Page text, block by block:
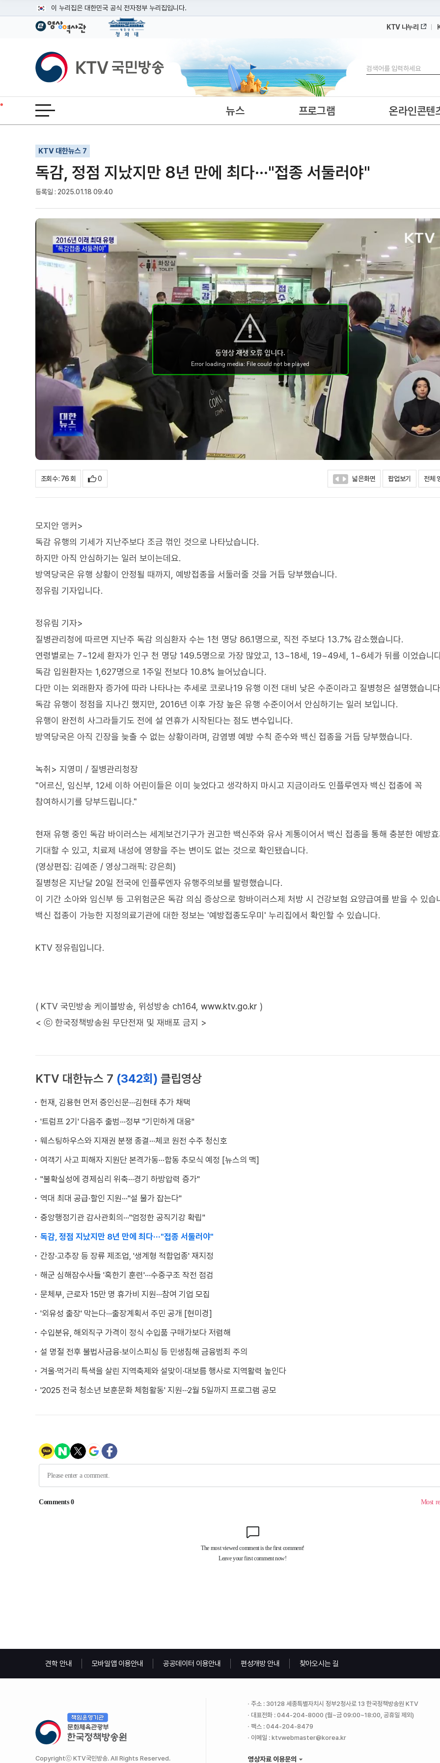
이 누리집은 대한민국 공식 전자정부 누리집입니다.
공식 누리집 주소 확인하기
이밖에 or.kr 또는 .kr등 다른 도메인 주소를 사용하고 있다면 아래 URL에서 도메인 주소를 확인해 보세요
운영중인 공식 누리집보기
KTV 나누리
KTV국민방송
검색
전체메뉴 열기 뉴스 프로그램 온라인콘텐
KTV 대한뉴스 7
독감, 정점 지났지만 8년 만에 최다···"접종 서둘러야"
등록일 : 2025.01.18 09:40
기사인쇄
글자확대
글자축소
조회수 : 76 회 0 넓은화면 팝업보기 전체
모지안 앵커>
독감 유행의 기세가 지난주보다 조금 꺾인 것으로 나타났습니다.
하지만 아직 안심하기는 일러 보이는데요.
방역당국은 유행 상황이 안정될 때까지, 예방접종을 서둘러줄 것을 거듭 당부했습니다.
정유림 기자입니다.
정유림 기자>
질병관리청에 따르면 지난주 독감 의심환자 수는 1천 명당 86.1명으로, 직전 주보다 13.7% 감소했습니다.
연령별로는 7~12세 환자가 인구 천 명당 149.5명으로 가장 많았고, 13~18세, 19~49세, 1~6세가 뒤를 이었습니
독감 입원환자는 1,627명으로 1주일 전보다 10.8% 늘어났습니다.
다만 이는 외래환자 증가에 따라 나타나는 추세로 코로나19 유행 이전 대비 낮은 수준이라고 질병청은 설명했습니
독감 유행이 정점을 지나긴 했지만, 2016년 이후 가장 높은 유행 수준이어서 안심하기는 일러 보입니다.
유행이 완전히 사그라들기도 전에 설 연휴가 시작된다는 점도 변수입니다.
방역당국은 아직 긴장을 늦출 수 없는 상황이라며, 감염병 예방 수칙 준수와 백신 접종을 거듭 당부했습니다.
녹취> 지영미 / 질병관리청장
"어르신, 임신부, 12세 이하 어린이들은 이미 늦었다고 생각하지 마시고 지금이라도 인플루엔자 백신 접종에 꼭
참여하시기를 당부드립니다."
현재 유행 중인 독감 바이러스는 세계보건기구가 권고한 백신주와 유사 계통이어서 백신 접종을 통해 충분한 예방
기대할 수 있고, 치료제 내성에 영향을 주는 변이도 없는 것으로 확인됐습니다.
(영상편집: 김예준 / 영상그래픽: 강은희)
질병청은 지난달 20일 전국에 인플루엔자 유행주의보를 발령했습니다.
이 기간 소아와 임신부 등 고위험군은 독감 의심 증상으로 항바이러스제 처방 시 건강보험 요양급여를 받을 수 있습
백신 접종이 가능한 지정의료기관에 대한 정보는 '예방접종도우미' 누리집에서 확인할 수 있습니다.
KTV 정유림입니다.
( KTV 국민방송 케이블방송, 위성방송 ch164, www.ktv.go.kr )
< ⓒ 한국정책방송원 무단전재 및 재배포 금지 >
KTV 대한뉴스 7 (342회) 클립영상
헌재, 김용현 먼저 증인신문···김현태 추가 채택
'트럼프 2기' 다음주 출범···정부 "기민하게 대응"
웨스팅하우스와 지재권 분쟁 종결···체코 원전 수주 청신호
여객기 사고 피해자 지원단 본격가동···합동 추모식 예정 [뉴스의 맥]
"불확실성에 경제심리 위축···경기 하방압력 증가"
역대 최대 공급·할인 지원···"설 물가 잡는다"
중앙행정기관 감사관회의···"엄정한 공직기강 확립"
독감, 정점 지났지만 8년 만에 최다···"접종 서둘러야"
간장·고추장 등 장류 제조업, '생계형 적합업종' 재지정
해군 심해잠수사들 '혹한기 훈련'···수중구조 작전 점검
문체부, 근로자 15만 명 휴가비 지원···참여 기업 모집
'외유성 출장' 막는다···출장계획서 주민 공개 [현미경]
수입분유, 해외직구 가격이 정식 수입품 구매가보다 저렴해
설 명절 전후 불법사금융·보이스피싱 등 민생침해 금융범죄 주의
겨울·먹거리 특색을 살린 지역축제와 설맞이·대보름 행사로 지역활력 높인다
'2025 전국 청소년 보훈문화 체험활동' 지원···2월 5일까지 프로그램 공모
견학 안내 모바일앱 이용안내 공공데이터 이용안내 편성개방 안내 찾아오시는 길
Copyrightⓒ KTV국민방송. All Rights Reserved.
주소 : 30128 세종특별자치시 정부2청사로 13 한국정책방송원 KTV
대표전화 : 044-204-8000 (월~금 09:00~18:00, 공휴일 제외)
팩스 : 044-204-8479
이메일 : ktvwebmaster@korea.kr
영상자료 이용문의